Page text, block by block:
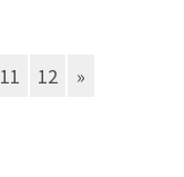
11 12 »